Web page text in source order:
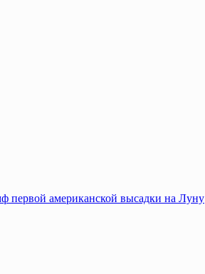
первой американской высадки на Луну